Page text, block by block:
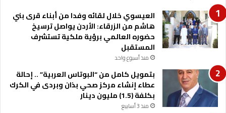
ا
ي
ة
ا
ل
ح
ي
ا
ل
العيسوي خلال لقائه وفدا من أبناء قرى بني
هاشم من الزرقاء: الأردن يواصل ترسيخ
حضوره العالمي برؤية ملكية تستشرف
المستقبل
منذ أسبوع واحد
بتمويل كامل من “البوتاس العربية” .. إحالة
عطاء إنشاء مركز صحي بذان وبردى في الكرك
بكلفة (1.5) مليون دينار
منذ 3 أسابيع